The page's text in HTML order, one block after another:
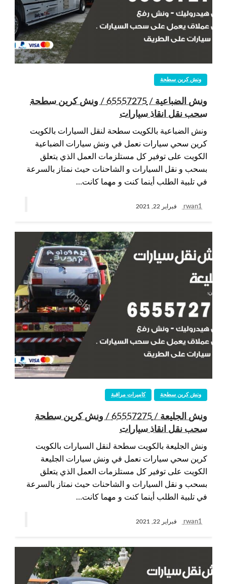
ونش كرين سطحة
ونش الضباعية / 65557275 / ونش كرين سطحة
سحب نقل انقاذ سيارات
ونش الضباعية بالكويت سطحة لنقل السيارات بالكويت
كرين سحي سيارات نعمل في ونش سيارات الضباعية
الكويت على توفير كل مستلزمات العمل الذي يتعلق
بسحب و نقل السيارات و الشاحنات حيث نمتاز بالسرعة
في تلبية الطلب أينما كنت و مهما كانت…
rwan1 فبراير 22, 2021
كاميرات مراقبة ونش كرين سطحة
ونش الجليعة / 65557275 / ونش كرين سطحة
سحب نقل انقاذ سيارات
ونش الجليعة بالكويت سطحة لنقل السيارات بالكويت
كرين سحي سيارات نعمل في ونش سيارات الجليعة
الكويت على توفير كل مستلزمات العمل الذي يتعلق
بسحب و نقل السيارات و الشاحنات حيث نمتاز بالسرعة
في تلبية الطلب أينما كنت و مهما كانت…
rwan1 فبراير 22, 2021